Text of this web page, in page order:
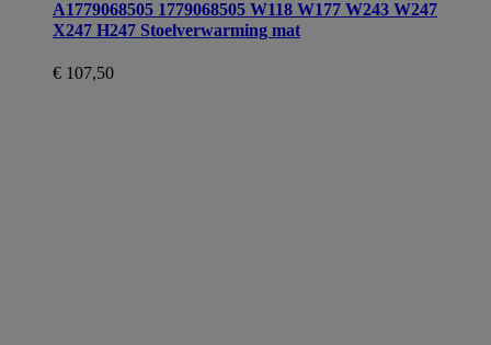
A1779068505 1779068505 W118 W177 W243 W247
X247 H247 Stoelverwarming mat
€ 107,50